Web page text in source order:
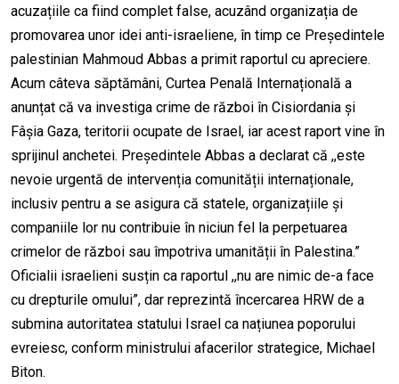
acuzațiile ca fiind complet false, acuzând organizația de
promovarea unor idei anti-israeliene, în timp ce Președintele
palestinian Mahmoud Abbas a primit raportul cu apreciere.
Acum câteva săptămâni, Curtea Penală Internațională a
anunțat că va investiga crime de război în Cisiordania și
Fâșia Gaza, teritorii ocupate de Israel, iar acest raport vine în
sprijinul anchetei. Președintele Abbas a declarat că ,,este
nevoie urgentă de intervenția comunității internaționale,
inclusiv pentru a se asigura că statele, organizațiile și
companiile lor nu contribuie în niciun fel la perpetuarea
crimelor de război sau împotriva umanității în Palestina.”
Oficialii israelieni susțin ca raportul ,,nu are nimic de-a face
cu drepturile omului”, dar reprezintă încercarea HRW de a
submina autoritatea statului Israel ca națiunea poporului
evreiesc, conform ministrului afacerilor strategice, Michael
Biton.